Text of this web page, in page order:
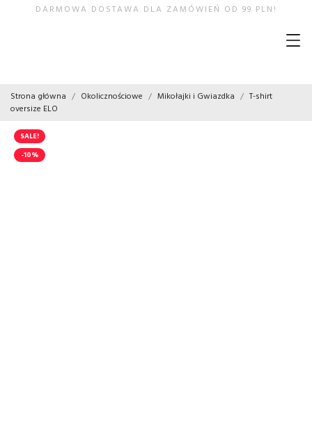
DARMOWA DOSTAWA DLA ZAMÓWIEŃ OD 99 PLN!
Strona główna Okolicznościowe Mikołajki i Gwiazdka
T-shirt
oversize ELO
SALE!
-10%